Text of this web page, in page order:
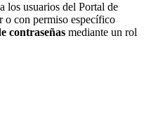
a los usuarios del Portal de
o con permiso específico
contraseñas mediante un rol